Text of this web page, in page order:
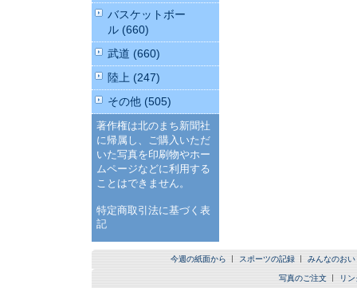
バスケットボー
ル (660)
武道 (660)
陸上 (247)
その他 (505)
著作権は北のまち新聞社
に帰属し、ご購入いただ
いた写真を印刷物やホー
ムページなどに利用する
ことはできません。
特定商取引法に基づく表
記
今週の紙面から スポーツの記録 みんなのおい
写真のご注文 リン